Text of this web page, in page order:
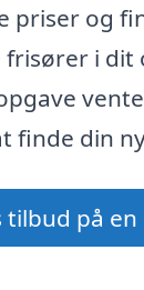
priser og
i dit
finde din
tilbud på